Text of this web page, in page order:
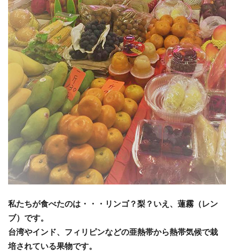
私たちが食べたのは・・・リンゴ？梨？いえ、蓮霧（レン
ブ）です。
台湾やインド、フィリピンなどの亜熱帯から熱帯気候で栽
培されている果物です。